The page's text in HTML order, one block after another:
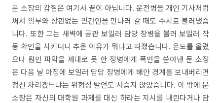
문 소장의 갑질은 여기서 끝이 아닙니다. 운전병을 개인 기사처럼
써서 임무와 상관없는 민간인을 만나러 갈 때도 수시로 불러냈습
니다. 또한 그는 새벽에 공관 보일러 담당 장병을 불러 보일러 작
동 확인을 시키더니 추운 이유가 뭐냐고 따졌습니다. 온도를 올렸
으나 원인 파악을 제대로 못 한 장병에게 폭언을 쏟아낸 문 소장
은 다음 날 아침에 보일러 담당 장병에게 해안 경계를 보내버리면
정신 차리겠느냐는 위협성 발언도 서슴지 않았습니다. 이 밖에 문
소장은 자신의 대학원 과제를 대신 하라는 지시를 내린다거나 담